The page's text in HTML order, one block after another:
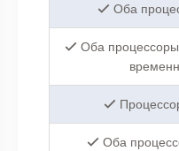
Оба
Оба
Оба